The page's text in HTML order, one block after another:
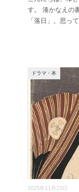
す。 湊かなえの
「落日」。思っ
2025年11月23日
ドラマ・本